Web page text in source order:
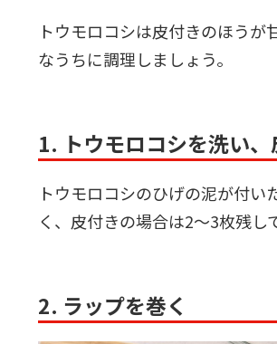
トウモロコシは皮付きのほう
なうちに調理しましょう。
1. トウモロコシを洗い
トウモロコシのひげの泥が付い
く、皮付きの場合は2～3枚残し
2. ラップを巻く